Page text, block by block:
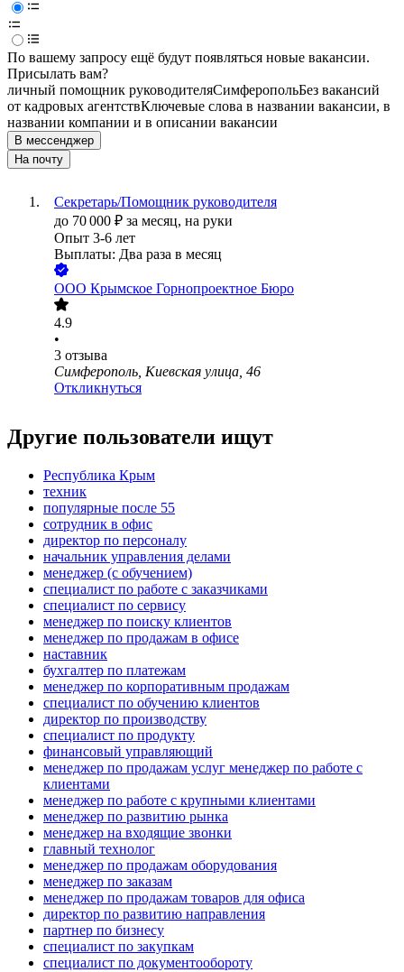
По вашему запросу ещё будут появляться новые вакансии.
Присылать вам?
личный помощник руководителяСимферопольБез вакансий
от кадровых агентствКлючевые слова в названии вакансии, в
названии компании и в описании вакансии
В мессенджер
На почту
Секретарь/Помощник руководителя
до 70 000 ₽ за месяц, на руки
Опыт 3-6 лет
Выплаты: Два раза в месяц
ООО Крымское Горнопроектное Бюро
4.9
•
3 отзыва
Симферополь, Киевская улица, 46
Откликнуться
Другие пользователи ищут
Республика Крым
техник
популярные после 55
сотрудник в офис
директор по персоналу
начальник управления делами
менеджер (с обучением)
специалист по работе с заказчиками
специалист по сервису
менеджер по поиску клиентов
менеджер по продажам в офисе
наставник
бухгалтер по платежам
менеджер по корпоративным продажам
специалист по обучению клиентов
директор по производству
специалист по продукту
финансовый управляющий
менеджер по продажам услуг менеджер по работе с
клиентами
менеджер по работе с крупными клиентами
менеджер по развитию рынка
менеджер на входящие звонки
главный технолог
менеджер по продажам оборудования
менеджер по заказам
менеджер по продажам товаров для офиса
директор по развитию направления
партнер по бизнесу
специалист по закупкам
специалист по документообороту